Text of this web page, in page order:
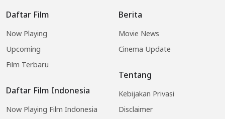
Daftar Film
Now Playing
Upcoming
Film Terbaru
Daftar Film Indonesia
Now Playing Film Indonesia
Berita
Movie News
Cinema Update
Tentang
Kebijakan Privasi
Disclaimer